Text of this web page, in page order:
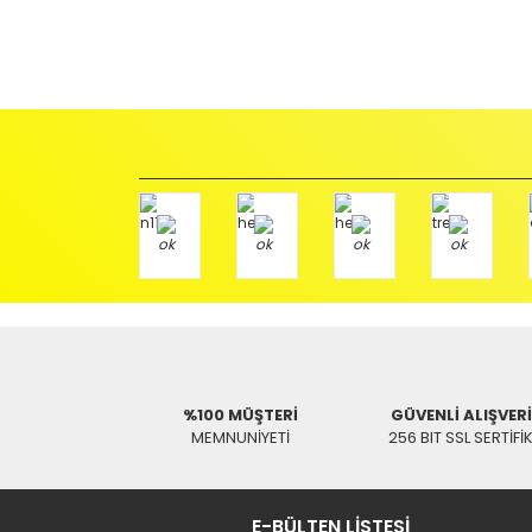
gerekir.
ödemeli olarak göndermenizi rica ederiz.
Antenci Elektronik San.Tic.Ltd.Şti.
Adres : Akıncılar Mh. Pancar Arkası Sk. No:10/B2 KARESİ /
Aras Kargo Anlaşma No : 152 294 193 1342
%100 MÜŞTERİ
MEMNUNİYETİ
GÜVENLİ
256 BIT SSL
E-BÜLTEN LİSTESİ